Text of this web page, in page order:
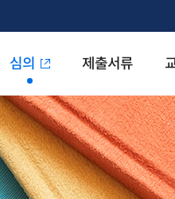
심의 제출서류